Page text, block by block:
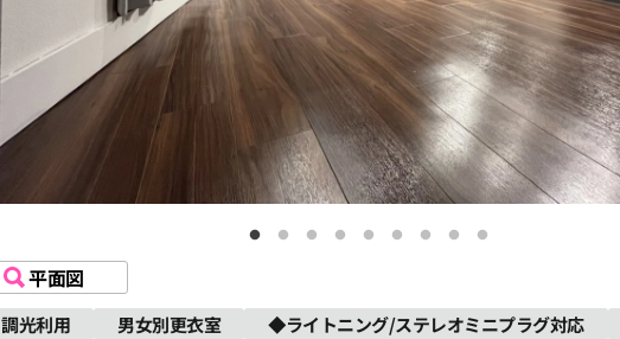
平面図
調光利用 男女別更衣室 ◆ライトニング/ステレオミニプラグ対応